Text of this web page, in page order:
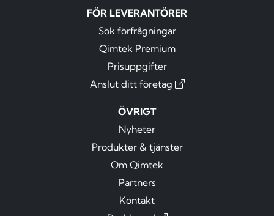
FÖR LEVERANTÖRER
Sök förfrågningar
Qimtek Premium
Prisuppgifter
Anslut ditt företag
ÖVRIGT
Nyheter
Produkter & tjänster
Om Qimtek
Partners
Kontakt